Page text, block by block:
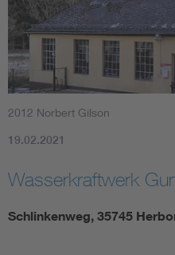
2012 Norbert Gilson
19.02.2021
Wasserkraftwerk
Schlinkenweg, 35745